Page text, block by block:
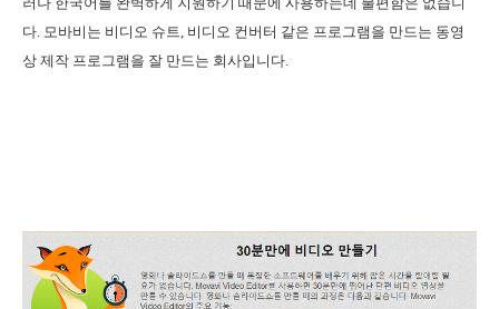
다. 모바비는 비디오 슈트, 비디오 컨버터 같은 프로그램을 만드는 동영
상 제작 프로그램을 잘 만드는 회사입니다.